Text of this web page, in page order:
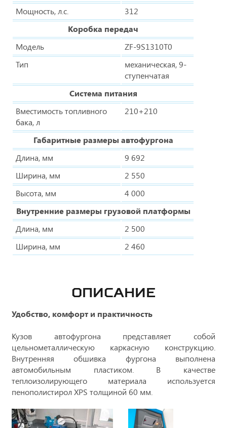
Мощность, л.с.
312
Коробка передач
Модель
ZF-9S1310T0
Тип
механическая, 9-
ступенчатая
Система питания
Вместимость топливного
бака, л
210+210
Габаритные размеры автофургона
Длина, мм
9 692
Ширина, мм
2 550
Высота, мм
4 000
Внутренние размеры грузовой платформы
Длина, мм
2 500
Ширина, мм
2 460
ОПИСАНИЕ
Удобство, комфорт и практичность
Кузов автофургона представляет собой
цельнометаллическую каркасную конструкцию.
Внутренняя обшивка фургона выполнена
автомобильным пластиком. В качестве
теплоизолирующего материала используется
пенополистирол XPS толщиной 60 мм.